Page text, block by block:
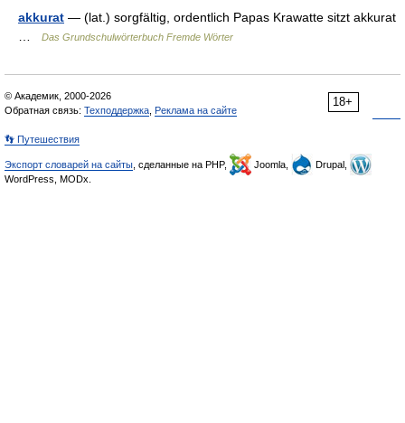
akkurat — (lat.) sorgfältig, ordentlich Papas Krawatte sitzt akkurat
Das Grundschulwörterbuch Fremde Wörter
18+
© Академик, 2000-2026
Обратная связь: Техподдержка Реклама на сайте
👣 Путешествия
Экспорт словарей на сайты , сделанные на PHP, Joomla,
Drupal,
WordPress, MODx.